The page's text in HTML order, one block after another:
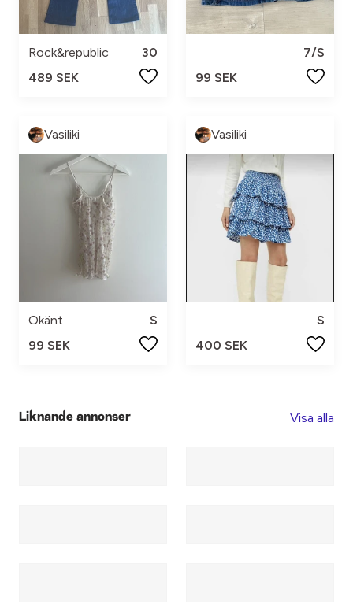
Rock&republic
30
489 SEK
7/S
99 SEK
Vasiliki
Okänt
S
99 SEK
Vasiliki
S
400 SEK
Liknande annonser Visa alla